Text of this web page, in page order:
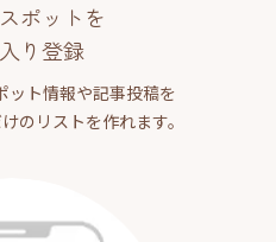
ポットを
り登録
ット情報や記事投稿を
のリストを作れます。